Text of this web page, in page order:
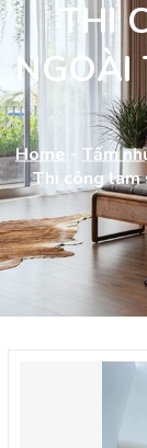
THI
NGOÀI
Home - Tấm
Thi công lam